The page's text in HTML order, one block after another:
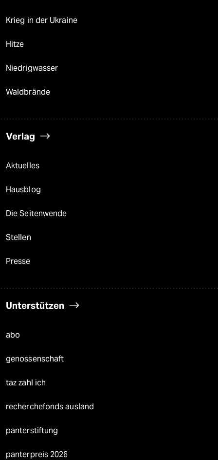
Krieg in der Ukraine
Hitze
Niedrigwasser
Waldbrände
Verlag
Aktuelles
Hausblog
Die Seitenwende
Stellen
Presse
Unterstützen
abo
genossenschaft
taz zahl ich
recherchefonds ausland
panterstiftung
panterpreis 2026